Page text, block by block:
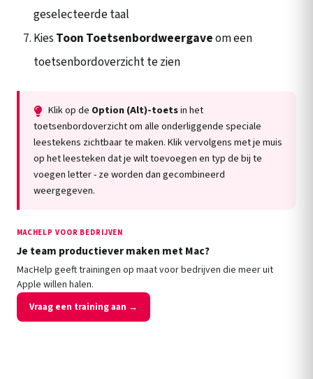
geselecteerde taal
KiesToon Toetsenbordweergaveom een
toetsenbordoverzicht te zien
Klik op de Option (Alt)-toetsin het
toetsenbordoverzicht om alle onderliggende speciale
leestekens zichtbaar te maken. Klik vervolgens met je muis
op het leesteken dat je wilt toevoegen en typ de bij te
voegen letter - ze worden dan gecombineerd
weergegeven.
MACHELP VOOR BEDRIJVEN
Je team productiever maken met Mac?
MacHelp geeft trainingen op maat voor bedrijven die meer uit
Apple willen halen.
Vraag een training aan →